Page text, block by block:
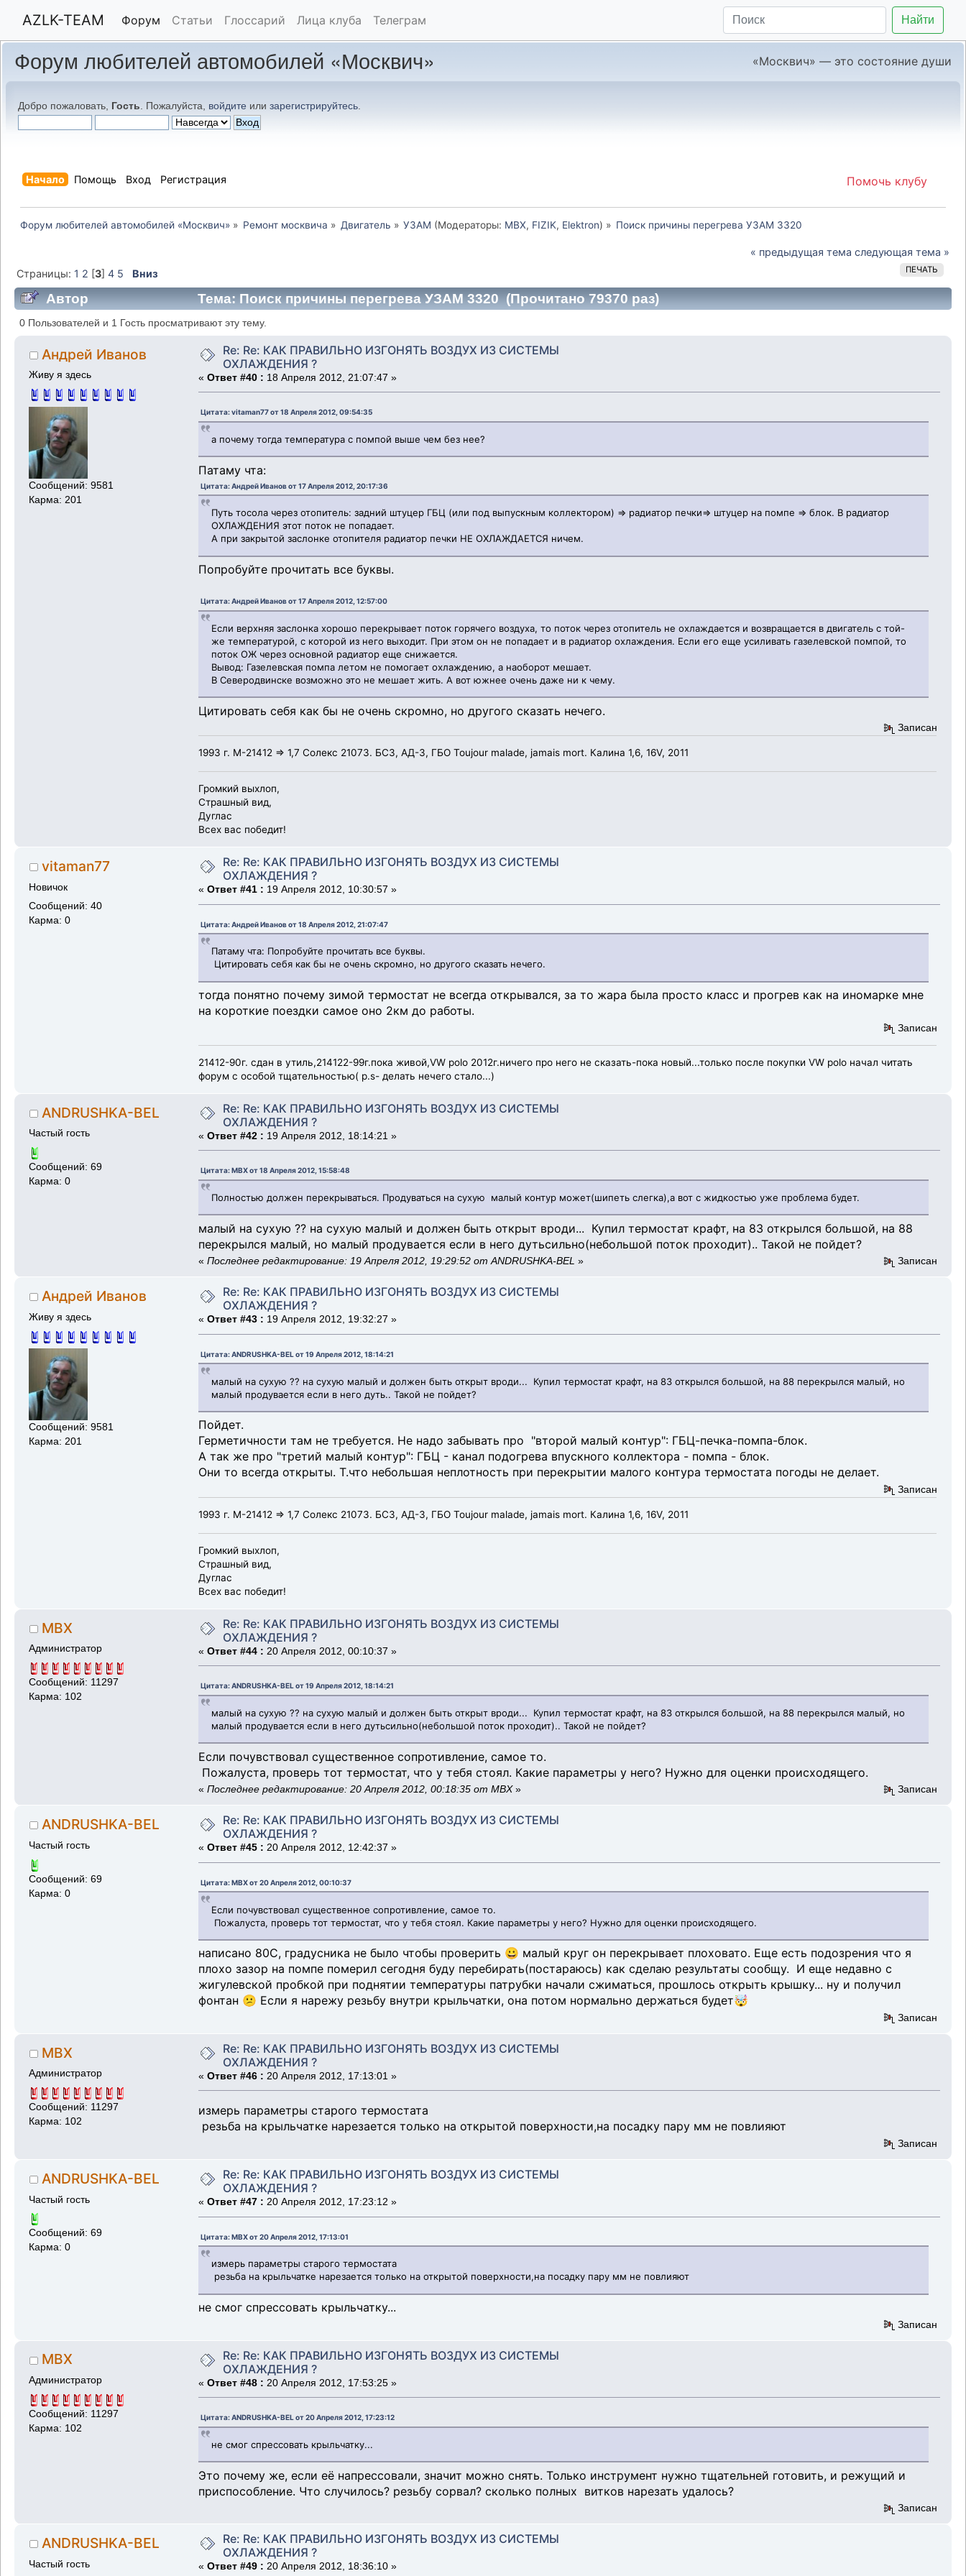
AZLK-TEAM Форум Статьи Глоссарий Лица клуба Телеграм Найти
Форум любителей автомобилей «Москвич» «Москвич» — это состояние души
Добро пожаловать, Гость . Пожалуйста, войдите или зарегистрируйтесь
Помочь клубу
Начало Помощь Вход Регистрация
Форум любителей автомобилей «Москвич» » Ремонт москвича » Двигатель » УЗАМ (Модераторы: MBX, FIZIK, Elektron) » Поиск причины перегрева УЗАМ 3320
« предыдущая тема следующая тема »
ПЕЧАТЬ
Страницы: 1 2 [3] 4 5 Вниз
Автор Тема: Поиск причины перегрева УЗАМ 3320 (Прочитано 79370 раз)
0 Пользователей и 1 Гость просматривают эту тему.
Андрей Иванов
Живу я здесь
Сообщений: 9581
Карма: 201
Re: Re: КАК ПРАВИЛЬНО ИЗГОНЯТЬ ВОЗДУХ ИЗ СИСТЕМЫ
ОХЛАЖДЕНИЯ ?
« Ответ #40 : 18 Апреля 2012, 21:07:47 »
Цитата: vitaman77 от 18 Апреля 2012, 09:54:35
а почему тогда температура с помпой выше чем без нее?
Патаму чта:
Цитата: Андрей Иванов от 17 Апреля 2012, 20:17:36
Путь тосола через отопитель: задний штуцер ГБЦ (или под выпускным коллектором) => радиатор печки=> штуцер на помпе => блок. В радиатор
ОХЛАЖДЕНИЯ этот поток не попадает.
А при закрытой заслонке отопителя радиатор печки НЕ ОХЛАЖДАЕТСЯ ничем.
Попробуйте прочитать все буквы.
Цитата: Андрей Иванов от 17 Апреля 2012, 12:57:00
Если верхняя заслонка хорошо перекрывает поток горячего воздуха, то поток через отопитель не охлаждается и возвращается в двигатель с той-
же температурой, с которой из него выходит. При этом он не попадает и в радиатор охлаждения. Если его еще усиливать газелевской помпой, то
поток ОЖ через основной радиатор еще снижается.
Вывод: Газелевская помпа летом не помогает охлаждению, а наоборот мешает.
В Северодвинске возможно это не мешает жить. А вот южнее очень даже ни к чему.
Цитировать себя как бы не очень скромно, но другого сказать нечего.
Записан
1993 г. М-21412 => 1,7 Солекс 21073. БСЗ, АД-3, ГБО Toujour malade, jamais mort. Калина 1,6, 16V, 2011
Громкий выхлоп,
Страшный вид,
Дуглас
Всех вас победит!
vitaman77
Новичок
Сообщений: 40
Карма: 0
Re: Re: КАК ПРАВИЛЬНО ИЗГОНЯТЬ ВОЗДУХ ИЗ СИСТЕМЫ
ОХЛАЖДЕНИЯ ?
« Ответ #41 : 19 Апреля 2012, 10:30:57 »
Цитата: Андрей Иванов от 18 Апреля 2012, 21:07:47
Патаму чта: Попробуйте прочитать все буквы.
Цитировать себя как бы не очень скромно, но другого сказать нечего.
тогда понятно почему зимой термостат не всегда открывался, за то жара была просто класс и прогрев как на иномарке мне
на короткие поездки самое оно 2км до работы.
Записан
21412-90г. сдан в утиль,214122-99г.пока живой,VW polo 2012г.ничего про него не сказать-пока новый...только после покупки VW polo начал читать
форум с особой тщательностью( p.s- делать нечего стало...)
ANDRUSHKA-BEL
Частый гость
Сообщений: 69
Карма: 0
Re: Re: КАК ПРАВИЛЬНО ИЗГОНЯТЬ ВОЗДУХ ИЗ СИСТЕМЫ
ОХЛАЖДЕНИЯ ?
« Ответ #42 : 19 Апреля 2012, 18:14:21 »
Цитата: MBX от 18 Апреля 2012, 15:58:48
Полностью должен перекрываться. Продуваться на сухую малый контур может(шипеть слегка),а вот с жидкостью уже проблема будет.
малый на сухую ?? на сухую малый и должен быть открыт вроди... Купил термостат крафт, на 83 открылся большой, на 88
перекрылся малый, но малый продувается если в него дутьсильно(небольшой поток проходит).. Такой не пойдет?
« Последнее редактирование: 19 Апреля 2012, 19:29:52 от ANDRUSHKA-BEL » Записан
Андрей Иванов
Живу я здесь
Сообщений: 9581
Карма: 201
Re: Re: КАК ПРАВИЛЬНО ИЗГОНЯТЬ ВОЗДУХ ИЗ СИСТЕМЫ
ОХЛАЖДЕНИЯ ?
« Ответ #43 : 19 Апреля 2012, 19:32:27 »
Цитата: ANDRUSHKA-BEL от 19 Апреля 2012, 18:14:21
малый на сухую ?? на сухую малый и должен быть открыт вроди... Купил термостат крафт, на 83 открылся большой, на 88 перекрылся малый, но
малый продувается если в него дуть.. Такой не пойдет?
Пойдет.
Герметичности там не требуется. Не надо забывать про "второй малый контур": ГБЦ-печка-помпа-блок.
А так же про "третий малый контур": ГБЦ - канал подогрева впускного коллектора - помпа - блок.
Они то всегда открыты. Т.что небольшая неплотность при перекрытии малого контура термостата погоды не делает.
Записан
1993 г. М-21412 => 1,7 Солекс 21073. БСЗ, АД-3, ГБО Toujour malade, jamais mort. Калина 1,6, 16V, 2011
Громкий выхлоп,
Страшный вид,
Дуглас
Всех вас победит!
MBX
Администратор
Сообщений: 11297
Карма: 102
Re: Re: КАК ПРАВИЛЬНО ИЗГОНЯТЬ ВОЗДУХ ИЗ СИСТЕМЫ
ОХЛАЖДЕНИЯ ?
« Ответ #44 : 20 Апреля 2012, 00:10:37 »
Цитата: ANDRUSHKA-BEL от 19 Апреля 2012, 18:14:21
малый на сухую ?? на сухую малый и должен быть открыт вроди... Купил термостат крафт, на 83 открылся большой, на 88 перекрылся малый, но
малый продувается если в него дутьсильно(небольшой поток проходит).. Такой не пойдет?
Если почувствовал существенное сопротивление, самое то.
Пожалуста, проверь тот термостат, что у тебя стоял. Какие параметры у него? Нужно для оценки происходящего.
« Последнее редактирование: 20 Апреля 2012, 00:18:35 от MBX» Записан
ANDRUSHKA-BEL
Частый гость
Сообщений: 69
Карма: 0
Re: Re: КАК ПРАВИЛЬНО ИЗГОНЯТЬ ВОЗДУХ ИЗ СИСТЕМЫ
ОХЛАЖДЕНИЯ ?
« Ответ #45 : 20 Апреля 2012, 12:42:37 »
Цитата: MBX от 20 Апреля 2012, 00:10:37
Если почувствовал существенное сопротивление, самое то.
Пожалуста, проверь тот термостат, что у тебя стоял. Какие параметры у него? Нужно для оценки происходящего.
написано 80C, градусника не было чтобы проверить 😀 малый круг он перекрывает плоховато. Еще есть подозрения что я
плохо зазор на помпе померил сегодня буду перебирать(постараюсь) как сделаю результаты сообщу. И еще недавно с
жигулевской пробкой при поднятии температуры патрубки начали сжиматься, прошлось открыть крышку... ну и получил
фонтан 😕 Если я нарежу резьбу внутри крыльчатки, она потом нормально держаться будет🤯
Записан
MBX
Администратор
Сообщений: 11297
Карма: 102
Re: Re: КАК ПРАВИЛЬНО ИЗГОНЯТЬ ВОЗДУХ ИЗ СИСТЕМЫ
ОХЛАЖДЕНИЯ ?
« Ответ #46 : 20 Апреля 2012, 17:13:01 »
измерь параметры старого термостата
резьба на крыльчатке нарезается только на открытой поверхности,на посадку пару мм не повлияют
Записан
ANDRUSHKA-BEL
Частый гость
Сообщений: 69
Карма: 0
Re: Re: КАК ПРАВИЛЬНО ИЗГОНЯТЬ ВОЗДУХ ИЗ СИСТЕМЫ
ОХЛАЖДЕНИЯ ?
« Ответ #47 : 20 Апреля 2012, 17:23:12 »
Цитата: MBX от 20 Апреля 2012, 17:13:01
измерь параметры старого термостата
резьба на крыльчатке нарезается только на открытой поверхности,на посадку пару мм не повлияют
не смог спрессовать крыльчатку...
Записан
MBX
Администратор
Сообщений: 11297
Карма: 102
Re: Re: КАК ПРАВИЛЬНО ИЗГОНЯТЬ ВОЗДУХ ИЗ СИСТЕМЫ
ОХЛАЖДЕНИЯ ?
« Ответ #48 : 20 Апреля 2012, 17:53:25 »
Цитата: ANDRUSHKA-BEL от 20 Апреля 2012, 17:23:12
не смог спрессовать крыльчатку...
Это почему же, если её напрессовали, значит можно снять. Только инструмент нужно тщательней готовить, и режущий и
приспособление. Что случилось? резьбу сорвал? сколько полных витков нарезать удалось?
Записан
ANDRUSHKA-BEL
Частый гость
Re: Re: КАК ПРАВИЛЬНО ИЗГОНЯТЬ ВОЗДУХ ИЗ СИСТЕМЫ
ОХЛАЖДЕНИЯ ?
« Ответ #49 : 20 Апреля 2012, 18:36:10 »